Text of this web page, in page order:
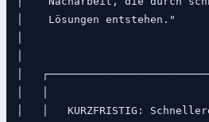
│    Lösungen
│
│
│   │   KURZFRISTIG: